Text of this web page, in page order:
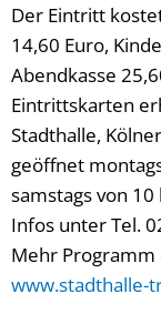
Der Eintritt
14,60 Euro,
Abendkasse
Eintrittskarten
Stadthalle,
geöffnet
samstags von
Infos unter Tel.
Mehr
www.stadthalle-